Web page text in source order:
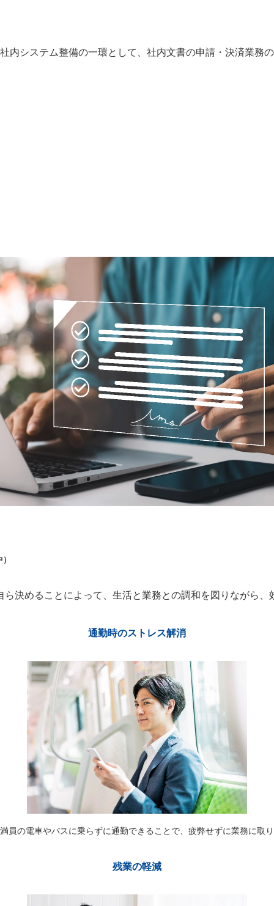
ステム整備の一環として、社内文書の申請・決済業
決めることによって、生活と業務との調和を図りながら
通勤時のストレス解消
員の電車やバスに乗らずに通勤できることで、疲弊せずに業務に取
残業の軽減